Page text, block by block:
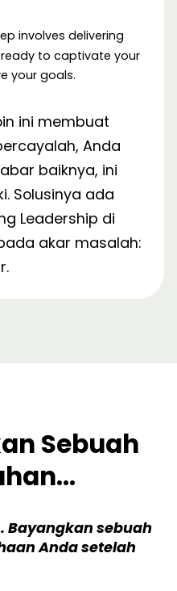
involves delivering
to captivate your
your goals.
ini membuat
Anda
baiknya, ini
Solusinya ada
Leadership di
akar masalah:
Sebuah
Bayangkan sebuah
Anda setelah